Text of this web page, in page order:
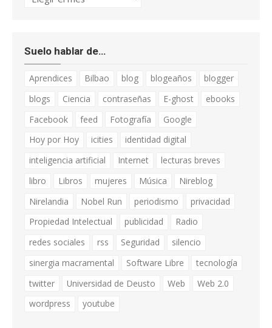
Suelo hablar de…
Aprendices Bilbao blog blogeaños
blogger
blogs
Ciencia contraseñas E-ghost
ebooks
Facebook
feed Fotografía
Google
Hoy por Hoy
icities
identidad digital
inteligencia artificial
Internet
lecturas breves
libro
Libros mujeres Música
Nireblog
Nirelandia
Nobel Run periodismo
privacidad
Propiedad Intelectual
publicidad
Radio
redes sociales
rss Seguridad
silencio
sinergia macramental
Software Libre
tecnología
twitter
Universidad de Deusto Web
Web 2.0
wordpress
youtube